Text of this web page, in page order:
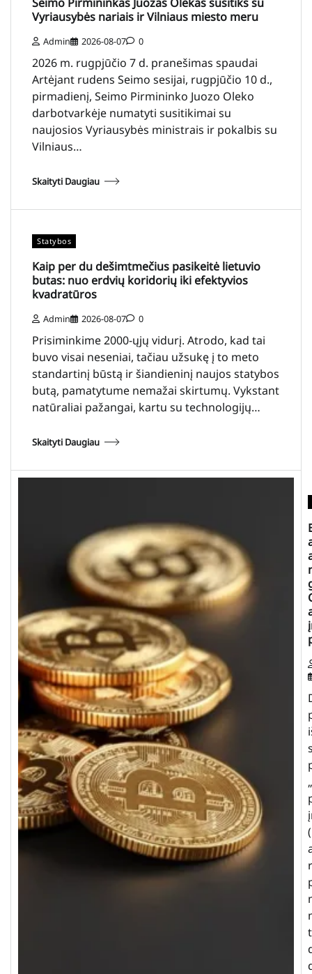
Vyriausybės nariais ir Vilniaus miesto meru
Admin 2026-08-07 0
2026 m. rugpjūčio 7 d. pranešimas spaudai
Artėjant rudens Seimo sesijai, rugpjūčio 10 d.,
pirmadienį, Seimo Pirmininko Juozo Oleko
darbotvarkėje numatyti susitikimai su
naujosios Vyriausybės ministrais ir pokalbis su
Vilniaus…
Skaityti Daugiau
Statybos
Kaip per du dešimtmečius pasikeitė lietuvio
butas: nuo erdvių koridorių iki efektyvios
kvadratūros
Admin 2026-08-07 0
Prisiminkime 2000-ųjų vidurį. Atrodo, kad tai
buvo visai neseniai, tačiau užsukę į to meto
standartinį būstą ir šiandieninį naujos statybos
butą, pamatytume nemažai skirtumų. Vykstant
natūraliai pažangai, kartu su technologijų…
Skaityti Daugiau